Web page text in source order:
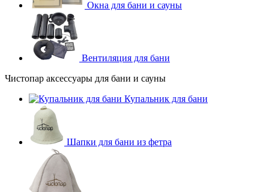
Окна для бани и сауны
Вентиляция для бани
Чистопар аксессуары для бани и сауны
Купальник для бани
Шапки для бани из фетра